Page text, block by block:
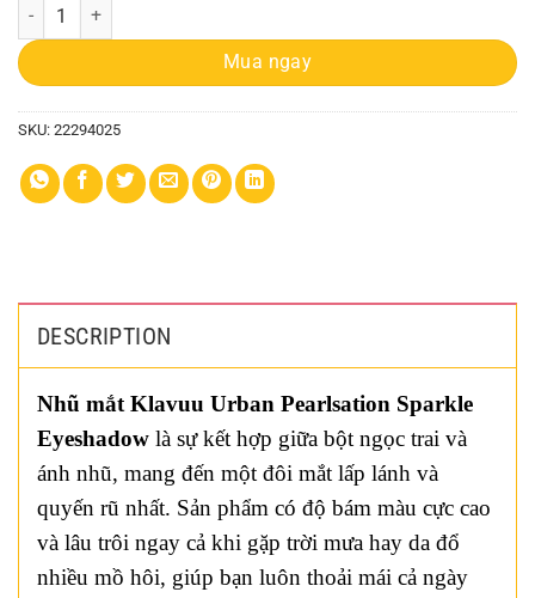
Nhũ Mắt Klavuu 1 Ô Nhũ quantity
Mua ngay
SKU: 22294025
DESCRIPTION
Nhũ mắt Klavuu Urban Pearlsation Sparkle
Eyeshadow là sự kết hợp giữa bột ngọc trai và
ánh nhũ, mang đến một đôi mắt lấp lánh và
quyến rũ nhất. Sản phẩm có độ bám màu cực cao
và lâu trôi ngay cả khi gặp trời mưa hay da đổ
nhiều mồ hôi, giúp bạn luôn thoải mái cả ngày